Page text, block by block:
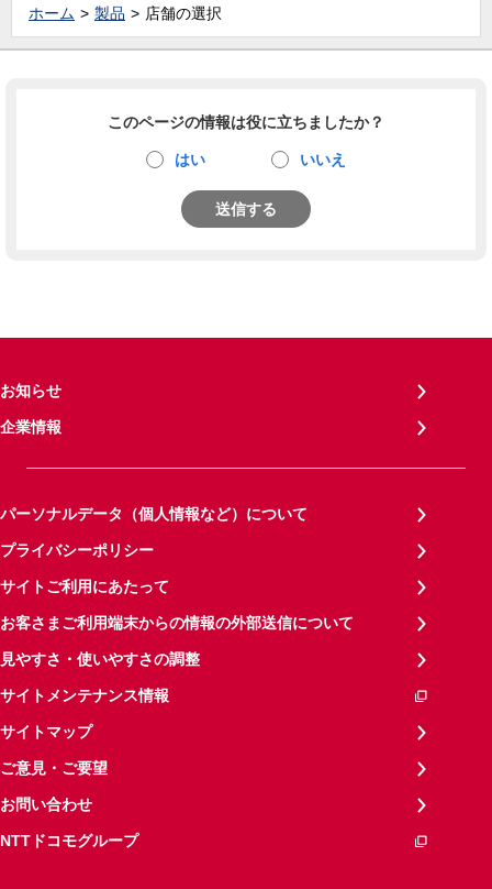
ホーム 製品 店舗の選択
このページの情報は役に立ちましたか？
はい いいえ
送信する
お知らせ
企業情報
パーソナルデータ（個人情報など）について
プライバシーポリシー
サイトご利用にあたって
お客さまご利用端末からの情報の外部送信について
見やすさ・使いやすさの調整
サイトメンテナンス情報
サイトマップ
ご意見・ご要望
お問い合わせ
NTTドコモグループ